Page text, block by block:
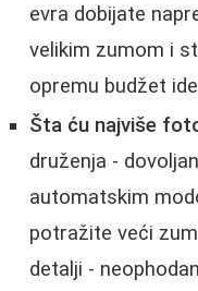
evra dobijate
velikim zumom i
opremu budžet
Šta ću najviše
druženja -
automatskim
potražite veći
detalji -